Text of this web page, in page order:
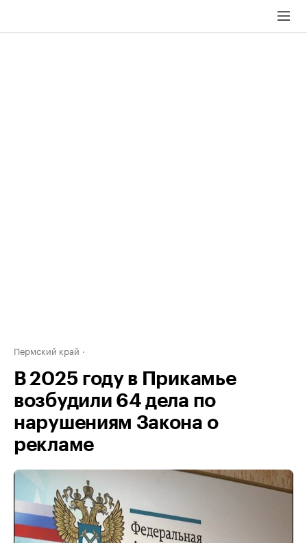
Пермский край
В 2025 году в Прикамье
возбудили 64 дела по
нарушениям Закона о
рекламе